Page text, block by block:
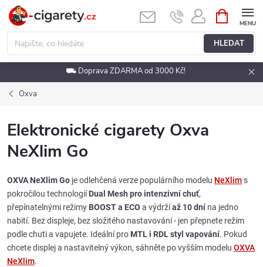
Přejít
obsah
HLEDAT
NÁKUPNÍ
KOŠÍK
⛟ Doprava ZDARMA od 3000 Kč!
Oxva
Elektronické cigarety Oxva
NeXlim Go
OXVA NeXlim Go je odlehčená verze populárního modelu NeXlims
pokročilou technologiíDual Mesh pro intenzivní chuť,
přepínatelnými režimy BOOST a ECO a výdržíaž 10 dní na jedno
nabití. Bez displeje, bez složitého nastavování - jen přepnete režim
podle chuti a vapujete. Ideální pro MTL i RDL styl vapování. Pokud
chcete displej a nastavitelný výkon, sáhněte po vyšším modelu OXVA
NeXlim.